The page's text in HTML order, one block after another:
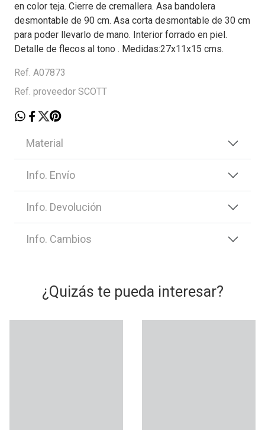
en color teja. Cierre de cremallera. Asa bandolera
desmontable de 90 cm. Asa corta desmontable de 30 cm
para poder llevarlo de mano. Interior forrado en piel.
Detalle de flecos al tono . Medidas:27x11x15 cms.
Ref. A07873
Ref. proveedor SCOTT
Material
Info. Envío
Info. Devolución
Info. Cambios
¿Quizás te pueda interesar?